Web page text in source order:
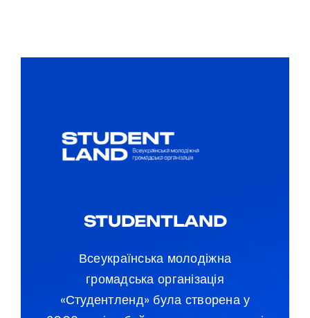
STUDENTLAND
Всеукраїнська молодіжна
громадська організація
«Студентленд» була створена у